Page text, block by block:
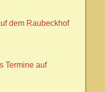
dem Raubeckhof
Termine auf